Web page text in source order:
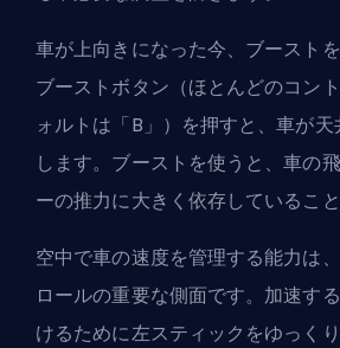
車が上向きになった今、ブーストを
ブーストボタン（ほとんどのコン
ォルトは「B」）を押すと、車が
します。ブーストを使うと、車の
ーの推力に大きく依存していること
空中で車の速度を管理する能力は
ロールの重要な側面です。加速す
けるために左スティックをゆっく